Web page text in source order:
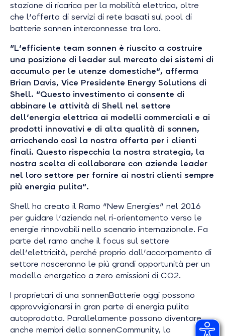
stazione di ricarica per la mobilità elettrica, oltre
che l'offerta di servizi di rete basati sul pool di
batterie sonnen interconnesse tra loro.
"L'efficiente team sonnen è riuscito a costruire
una posizione di leader sul mercato dei sistemi di
accumulo per le utenze domestiche", afferma
Brian Davis, Vice Presidente Energy Solutions di
Shell. "Questo investimento ci consente di
abbinare le attività di Shell nel settore
dell'energia elettrica ai modelli commerciali e ai
prodotti innovativi e di alta qualità di sonnen,
arricchendo così la nostra offerta per i clienti
finali. Questo rispecchia la nostra strategia, la
nostra scelta di collaborare con aziende leader
nel loro settore per fornire ai nostri clienti sempre
più energia pulita".
Shell ha creato il Ramo "New Energies" nel 2016
per guidare l'azienda nel ri-orientamento verso le
energie rinnovabili nello scenario internazionale. Fa
parte del ramo anche il focus sul settore
dell'elettricità, perché proprio dall'accorpamento di
settore nasceranno le più grandi opportunità per un
modello energetico a zero emissioni di CO2.
I proprietari di una sonnenBatterie oggi possono
approvvigionarsi in gran parte di energia pulita
autoprodotta. Parallelamente possono diventare
anche membri della sonnenCommunity, la